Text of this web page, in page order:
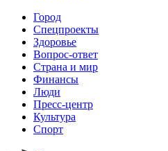
Город
Спецпроекты
Здоровье
Вопрос-ответ
Страна и мир
Финансы
Люди
Пресс-центр
Культура
Спорт